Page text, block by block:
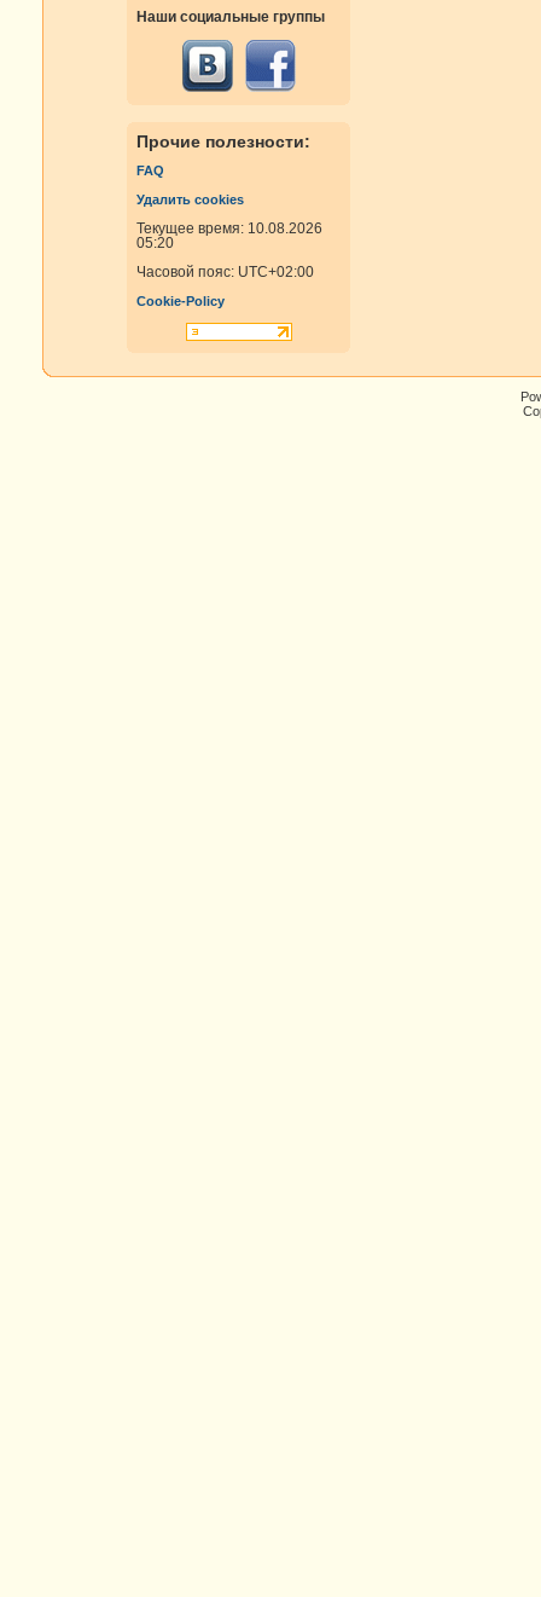
Наши социальные группы
Прочие полезности:
FAQ
Удалить cookies
Текущее время: 10.08.2026
05:20
Часовой пояс: UTC+02:00
Cookie-Policy